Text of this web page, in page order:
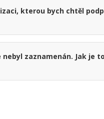
kterou bych chtěl
zaznamenán. Jak je